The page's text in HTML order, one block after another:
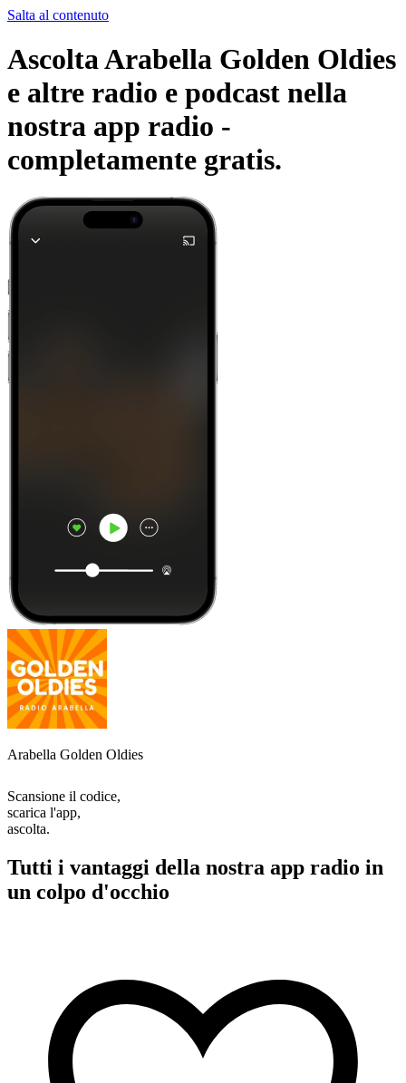
Salta al contenuto
Ascolta Arabella Golden Oldies
e altre radio e podcast nella
nostra app radio -
completamente gratis.
Arabella Golden Oldies
Scansione il codice,
scarica l'app,
ascolta.
Tutti i vantaggi della nostra app radio in
un colpo d'occhio